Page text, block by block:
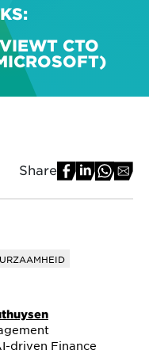
CTO
Share
driven Finance